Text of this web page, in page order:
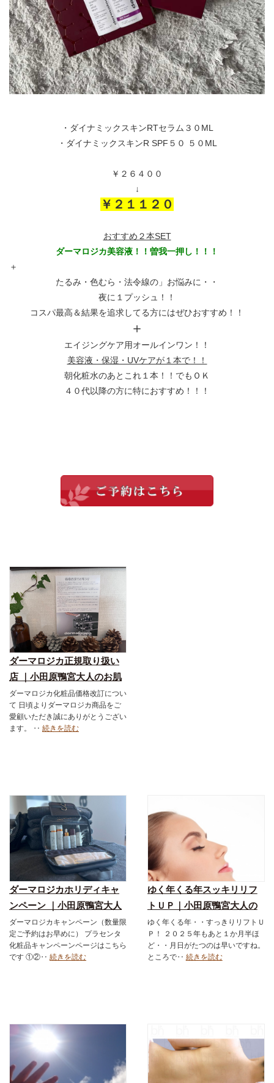
・ダイナミックスキンRTセラム３０ML
・ダイナミックスキンR SPF５０ ５０ML
￥２６４００
↓
￥２１１２０
おすすめ２本SET
ダーマロジカ美容液！！曽我一押し！！！
＋
たるみ・色むら・法令線の」お悩みに・・
夜に１プッシュ！！
コスパ最高＆結果を追求してる方にはぜひおすすめ！！
＋
エイジングケア用オールインワン！！
美容液・保湿・UVケアが１本で！！
朝化粧水のあとこれ１本！！でもＯＫ
４０代以降の方に特におすすめ！！！
ダーマロジカ正規取り扱い
店 ｜小田原鴨宮大人のお肌
の改善スキンケアショップ
＆エステサロン｜ダーマロ
ジカ｜お得なメニュー｜フ
ダーマロジカ化粧品価格改訂につい
て 日頃よりダーマロジカ商品をご
愛顧いただき誠にありがとうござい
ます。 ‥ 続きを読む
ゆく年くる年スッキリリフ
トＵＰ｜小田原鴨宮大人の
お肌の改善スキンケアショ
ップ＆エステサロン｜ダー
マロジカ｜お得なメニュー
ゆく年くる年・・すっきりリフトＵ
Ｐ！ ２０２５年もあと１か月半ほ
ど・・月日がたつのは早いですね。
ところで‥ 続きを読む
ダーマロジカホリディキャ
ンペーン ｜小田原鴨宮大人
のお肌の改善スキンケアシ
ョップ＆エステサロン｜ダ
ーマロジカ｜お得なメニュ
ダーマロジカキャンペーン（数量限
定ご予約はお早めに） プラセンタ
化粧品キャンペーンページはこちら
です ①②‥ 続きを読む